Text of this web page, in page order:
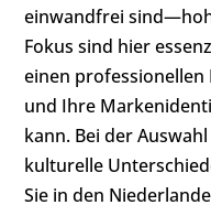
einwandfrei
Fokus sind hier
einen professionellen
und Ihre
kann. Bei der
kulturelle
Sie in den